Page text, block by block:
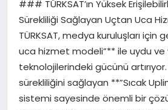
EKONOMI
GENEL
SPOR
TEKNOLOJI
### TÜRKSAT’ın Yüksek
Sürekliliği Sağlayan Uçtan Uca
TÜRKSAT, medya kuruluşları için
uca hizmet modeli”** ile uydu ve
teknolojilerindeki gücünü
sürekliliğini sağlayan **”Sıcak
sistemi sayesinde önemli bir